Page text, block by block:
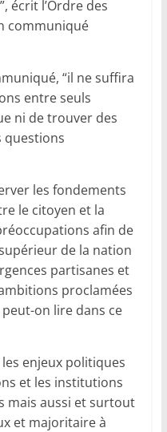
écrit l’Ordre des
communiqué
“il ne suffira
entre seuls
ni de trouver des
questions
les fondements
le citoyen et la
afin de
de la nation
partisanes et
proclamées
on lire dans ce
enjeux politiques
et les institutions
mais aussi et surtout
et majoritaire à